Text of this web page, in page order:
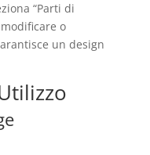
“Parti di
o
un design